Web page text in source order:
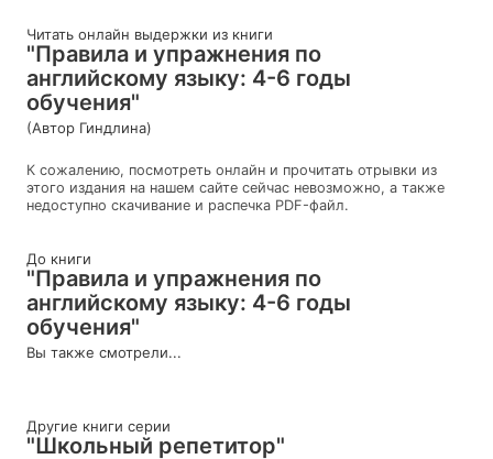
Читать онлайн выдержки из книги
"Правила и упражнения по
английскому языку: 4-6 годы
обучения"
(Автор Гиндлина)
К сожалению, посмотреть онлайн и прочитать отрывки из
этого издания на нашем сайте сейчас невозможно, а также
недоступно скачивание и распечка PDF-файл.
До книги
"Правила и упражнения по
английскому языку: 4-6 годы
обучения"
Вы также смотрели...
Другие книги серии
"Школьный репетитор"